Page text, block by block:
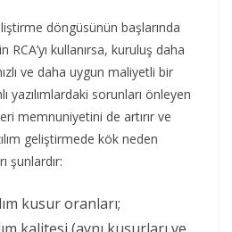
döngüsünün başlarında
kullanırsa, kuruluş daha
ve daha uygun maliyetli bir
yazılımlardaki sorunları önleyen
memnuniyetini de artırır ve
geliştirmede kök neden
şunlardır:
kusur oranları;